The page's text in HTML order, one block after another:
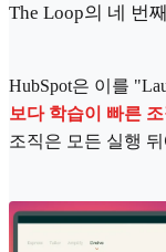
The Loop의 네 번
HubSpot은 이를
보다 학습이 빠른
조직은 모든 실행